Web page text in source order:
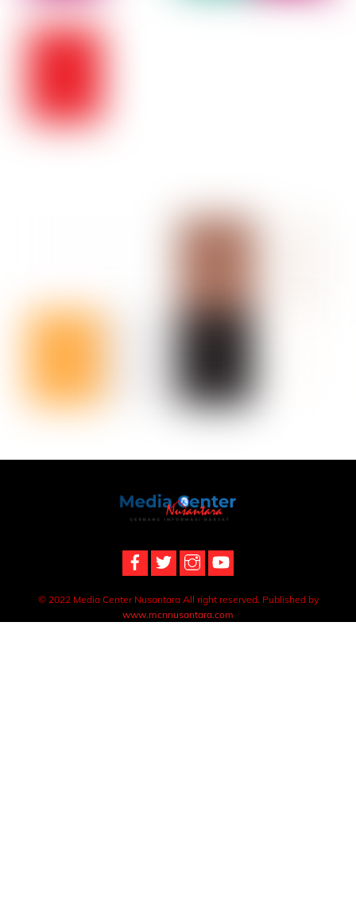
Back
To
© 2022 Media Center Nusantara All right reserved. Published by
www.mcnnusantara.com